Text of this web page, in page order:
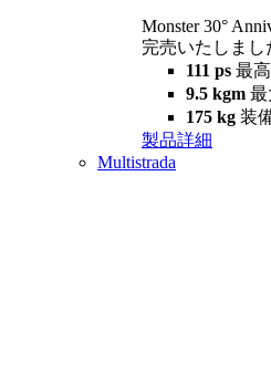
Monster 30°
完売いたしまし
111 ps 最
9.5 kgm 最
175 kg 装
製品詳細
Multistrada